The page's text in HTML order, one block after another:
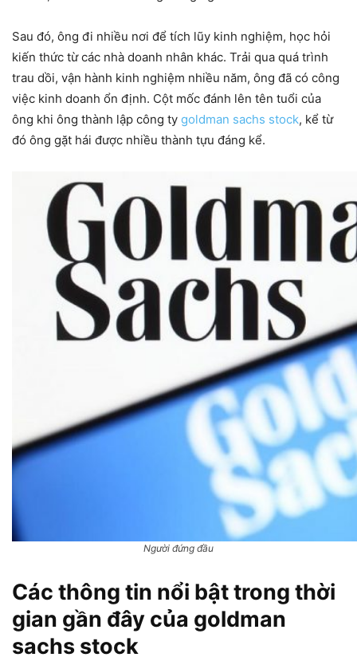
Sau đó, ông đi nhiều nơi để tích lũy kinh nghiệm, học hỏi
kiến thức từ các nhà doanh nhân khác. Trải qua quá trình
trau dồi, vận hành kinh nghiệm nhiều năm, ông đã có công
việc kinh doanh ổn định. Cột mốc đánh lên tên tuổi của
ông khi ông thành lập công ty goldman sachs stock, kể từ
đó ông gặt hái được nhiều thành tựu đáng kể.
Người đứng đầu
Các thông tin nổi bật trong thời
gian gần đây của goldman
sachs stock